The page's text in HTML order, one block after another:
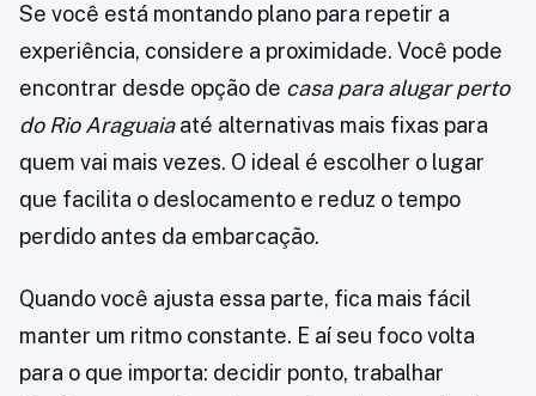
Se você está montando plano para repetir a
experiência, considere a proximidade. Você pode
encontrar desde opção de casa para alugar perto
do Rio Araguaiaaté alternativas mais fixas para
quem vai mais vezes. O ideal é escolher o lugar
que facilita o deslocamento e reduz o tempo
perdido antes da embarcação.
Quando você ajusta essa parte, fica mais fácil
manter um ritmo constante. E aí seu foco volta
para o que importa: decidir ponto, trabalhar